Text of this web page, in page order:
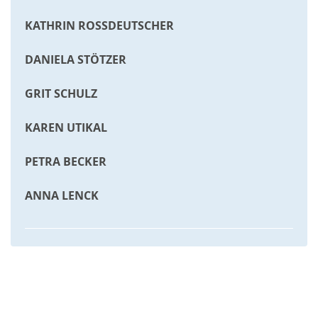
KATHRIN ROSSDEUTSCHER
DANIELA STÖTZER
GRIT SCHULZ
KAREN UTIKAL
PETRA BECKER
ANNA LENCK